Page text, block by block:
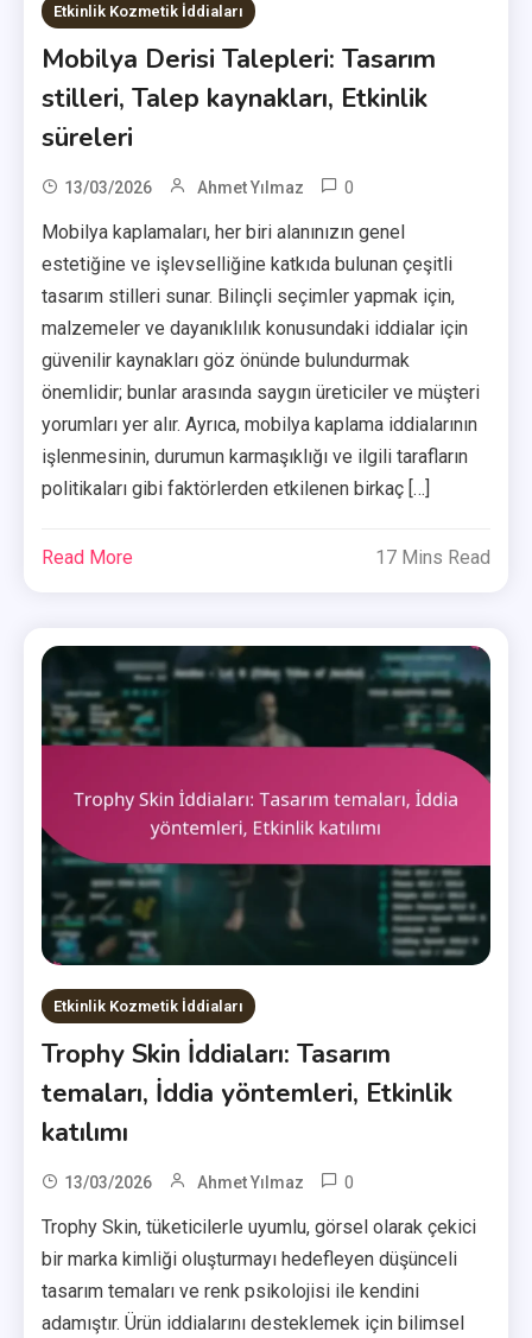
Etkinlik Kozmetik İddiaları
Mobilya Derisi Talepleri: Tasarım
stilleri, Talep kaynakları, Etkinlik
süreleri
13/03/2026 Ahmet Yılmaz 0
Mobilya kaplamaları, her biri alanınızın genel
estetiğine ve işlevselliğine katkıda bulunan çeşitli
tasarım stilleri sunar. Bilinçli seçimler yapmak için,
malzemeler ve dayanıklılık konusundaki iddialar için
güvenilir kaynakları göz önünde bulundurmak
önemlidir; bunlar arasında saygın üreticiler ve müşteri
yorumları yer alır. Ayrıca, mobilya kaplama iddialarının
işlenmesinin, durumun karmaşıklığı ve ilgili tarafların
politikaları gibi faktörlerden etkilenen birkaç […]
Read More 17 Mins Read
Etkinlik Kozmetik İddiaları
Trophy Skin İddiaları: Tasarım
temaları, İddia yöntemleri, Etkinlik
katılımı
13/03/2026 Ahmet Yılmaz 0
Trophy Skin, tüketicilerle uyumlu, görsel olarak çekici
bir marka kimliği oluşturmayı hedefleyen düşünceli
tasarım temaları ve renk psikolojisi ile kendini
adamıştır. Ürün iddialarını desteklemek için bilimsel